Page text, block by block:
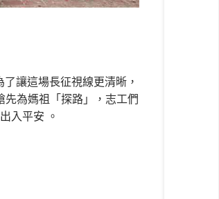
讓這場長征視線更清晰，
為媽祖「探路」，志工們
入平安 。